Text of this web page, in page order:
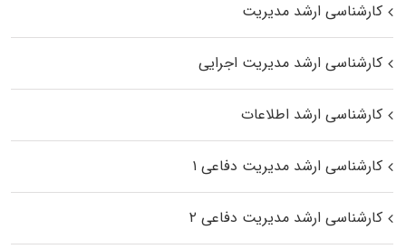
کارشناسی ارشد مدیریت
کارشناسی ارشد مدیریت اجرایی
کارشناسی ارشد اطلاعات
کارشناسی ارشد مدیریت دفاعی ۱
کارشناسی ارشد مدیریت دفاعی ۲